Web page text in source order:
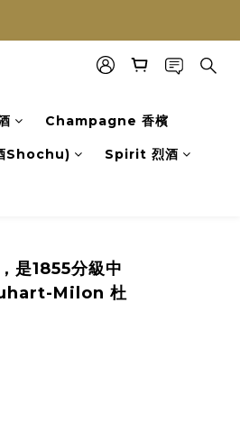
Champagne 香檳
Shochu) Spirit 烈酒
1855分級中
Milon 杜